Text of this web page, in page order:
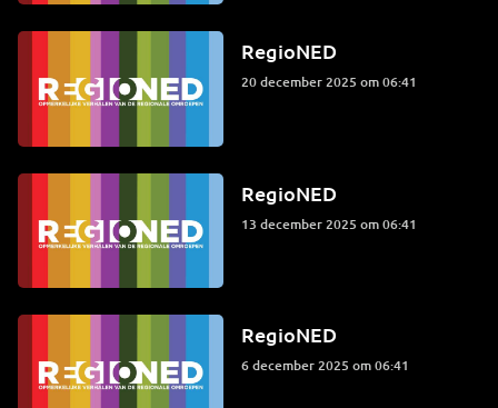
RegioNED
20 december 2025 om 06:41
RegioNED
13 december 2025 om 06:41
RegioNED
6 december 2025 om 06:41